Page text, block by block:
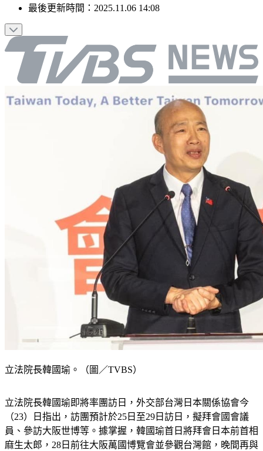
最後更新時間： 2025.11.06 14:08
立法院長韓國瑜。（圖／TVBS）
立法院長韓國瑜即將率團訪日，外交部台灣日本關係協會今
（23）日指出，訪團預計於25日至29日訪日，擬拜會國會議
員、參訪大阪世博等。據掌握，韓國瑜首日將拜會日本前首相
麻生太郎，28日前往大阪萬國博覽會並參觀台灣館，晚間再與